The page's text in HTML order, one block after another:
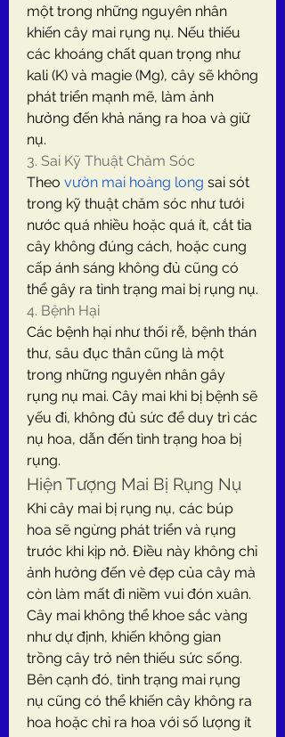
một trong những nguyên nhân
khiến cây mai rụng nụ. Nếu thiếu
các khoáng chất quan trọng như
kali (K) và magie (Mg), cây sẽ không
phát triển mạnh mẽ, làm ảnh
hưởng đến khả năng ra hoa và giữ
nụ.
3. Sai Kỹ Thuật Chăm Sóc
Theo vườn mai hoàng long sai sót
trong kỹ thuật chăm sóc như tưới
nước quá nhiều hoặc quá ít, cắt tỉa
cây không đúng cách, hoặc cung
cấp ánh sáng không đủ cũng có
thể gây ra tình trạng mai bị rụng nụ.
4. Bệnh Hại
Các bệnh hại như thối rễ, bệnh thán
thư, sâu đục thân cũng là một
trong những nguyên nhân gây
rụng nụ mai. Cây mai khi bị bệnh sẽ
yếu đi, không đủ sức để duy trì các
nụ hoa, dẫn đến tình trạng hoa bị
rụng.
Hiện Tượng Mai Bị Rụng Nụ
Khi cây mai bị rụng nụ, các búp
hoa sẽ ngừng phát triển và rụng
trước khi kịp nở. Điều này không chỉ
ảnh hưởng đến vẻ đẹp của cây mà
còn làm mất đi niềm vui đón xuân.
Cây mai không thể khoe sắc vàng
như dự định, khiến không gian
trồng cây trở nên thiếu sức sống.
Bên cạnh đó, tình trạng mai rụng
nụ cũng có thể khiến cây không ra
hoa hoặc chỉ ra hoa với số lượng ít